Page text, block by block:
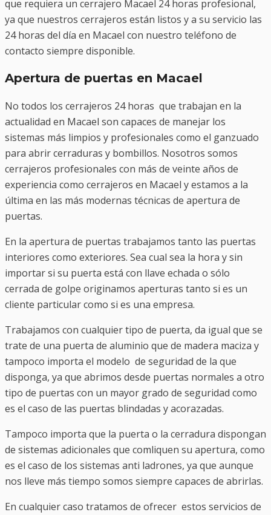
que requiera un cerrajero Macael 24 horas profesional,
ya que nuestros cerrajeros están listos y a su servicio las
24 horas del día en Macael con nuestro teléfono de
contacto siempre disponible.
Apertura de puertas en Macael
No todos los cerrajeros 24 horas que trabajan en la
actualidad en Macael son capaces de manejar los
sistemas más limpios y profesionales como el ganzuado
para abrir cerraduras y bombillos. Nosotros somos
cerrajeros profesionales con más de veinte años de
experiencia como cerrajeros en Macael y estamos a la
última en las más modernas técnicas de apertura de
puertas.
En la apertura de puertas trabajamos tanto las puertas
interiores como exteriores. Sea cual sea la hora y sin
importar si su puerta está con llave echada o sólo
cerrada de golpe originamos aperturas tanto si es un
cliente particular como si es una empresa.
Trabajamos con cualquier tipo de puerta, da igual que se
trate de una puerta de aluminio que de madera maciza y
tampoco importa el modelo de seguridad de la que
disponga, ya que abrimos desde puertas normales a otro
tipo de puertas con un mayor grado de seguridad como
es el caso de las puertas blindadas y acorazadas.
Tampoco importa que la puerta o la cerradura dispongan
de sistemas adicionales que comliquen su apertura, como
es el caso de los sistemas anti ladrones, ya que aunque
nos lleve más tiempo somos siempre capaces de abrirlas.
En cualquier caso tratamos de ofrecer estos servicios de